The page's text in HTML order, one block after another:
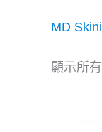
MD
顯示所